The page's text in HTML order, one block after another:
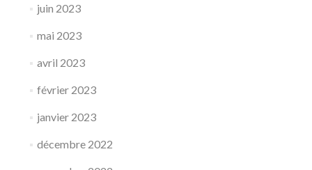
juin 2023
mai 2023
avril 2023
février 2023
janvier 2023
décembre 2022